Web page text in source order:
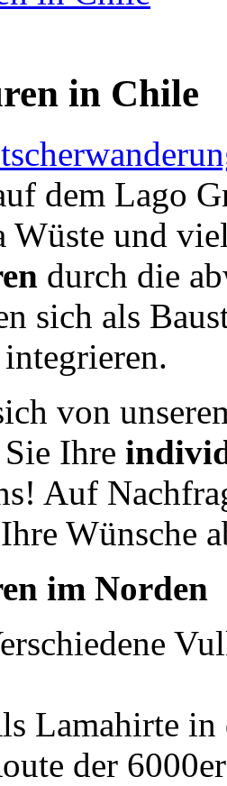
in Chile
dem Lago
Wüste und
durch die
sich als
von
Ihre
Auf
Wünsche
im Norden
Lamahirte in
der